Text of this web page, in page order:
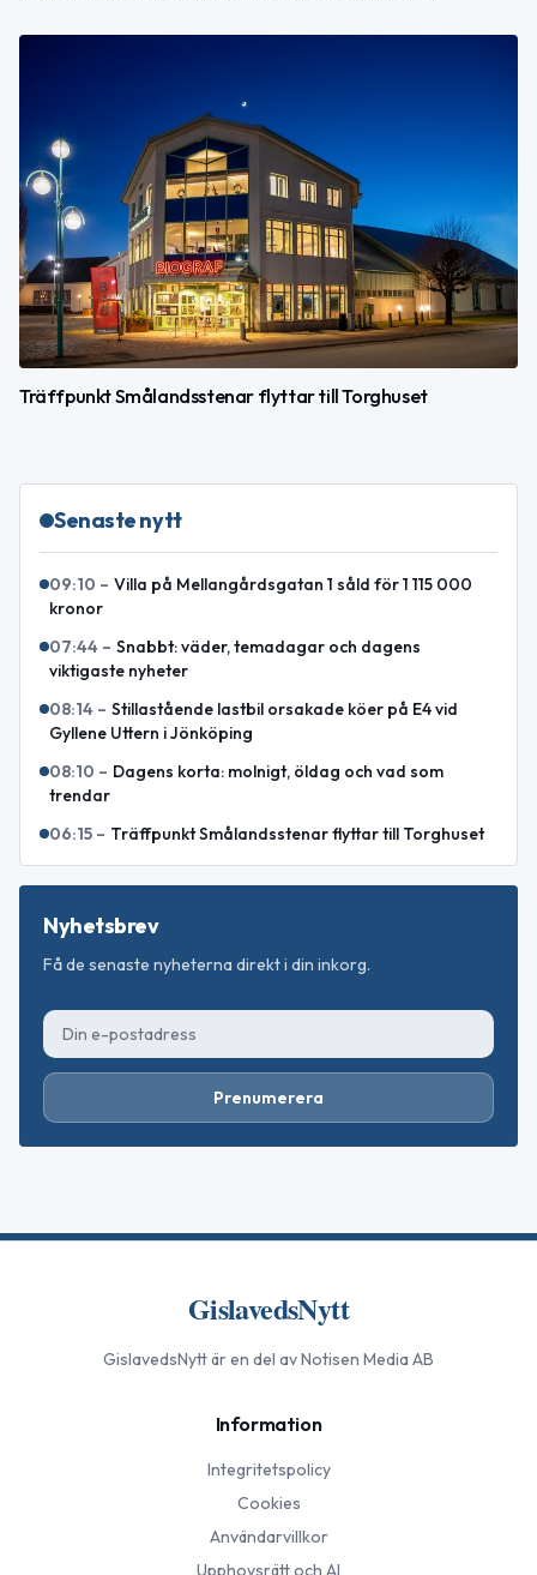
Träffpunkt Smålandsstenar flyttar till Torghuset
Senaste nytt
09:10 – Villa på Mellangårdsgatan 1 såld för 1 115 000
kronor
07:44 – Snabbt: väder, temadagar och dagens
viktigaste nyheter
08:14 – Stillastående lastbil orsakade köer på E4 vid
Gyllene Uttern i Jönköping
08:10 – Dagens korta: molnigt, öldag och vad som
trendar
06:15 – Träffpunkt Smålandsstenar flyttar till Torghuset
Nyhetsbrev
Få de senaste nyheterna direkt i din inkorg.
Prenumerera
GislavedsNytt
GislavedsNyttär en del av Notisen Media AB
Information
Integritetspolicy
Cookies
Användarvillkor
Upphovsrätt och AI